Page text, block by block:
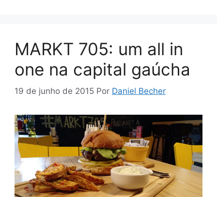
MARKT 705: um all in
one na capital gaúcha
19 de junho de 2015 Por Daniel Becher